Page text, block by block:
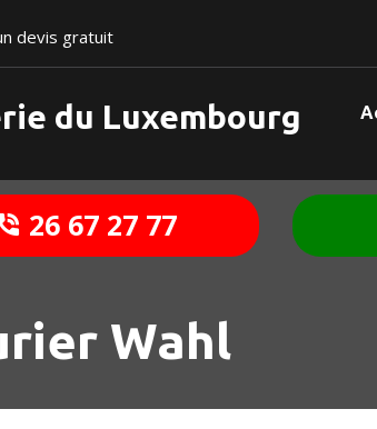
devis gratuit
du Luxembourg
26 67 27 77
Wahl